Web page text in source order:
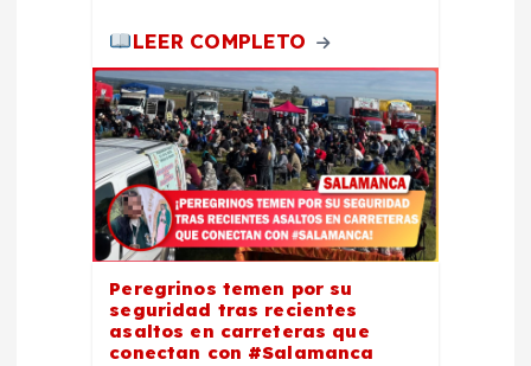
LEER COMPLETO
Peregrinos temen por su
seguridad tras recientes
asaltos en carreteras que
conectan con #Salamanca